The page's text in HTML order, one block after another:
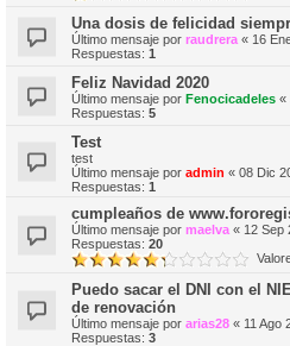
Una dosis de felicidad
Último mensaje por raudrera « 16
Respuestas: 1
Feliz Navidad 2020
Último mensaje por Fenocicadeles «
Respuestas: 5
Test
test
Último mensaje por admin « 08 Dic
Respuestas: 1
cumpleaños de
Último mensaje por maelva « 12 Sep
Respuestas: 20
Puedo sacar el DNI con el
de renovación
Último mensaje por arias28 « 11 Ago
Respuestas: 3